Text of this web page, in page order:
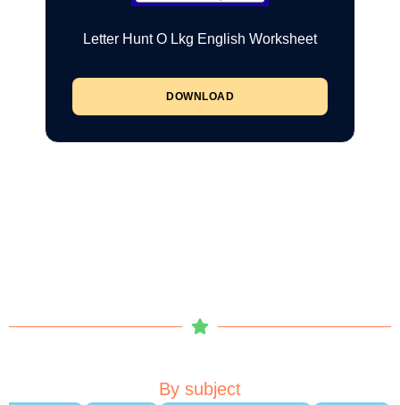
Letter Hunt O Lkg English Worksheet
DOWNLOAD
By subject